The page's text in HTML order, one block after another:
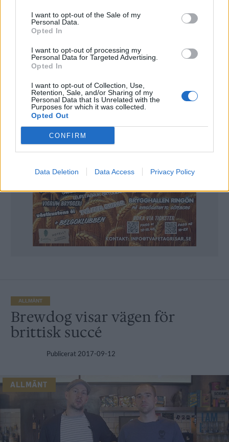
I want to opt-out of the Sale of my
Personal Data.
Opted In
I want to opt-out of processing my
Personal Data for Targeted Advertising.
Opted In
I want to opt-out of Collection, Use,
Retention, Sale, and/or Sharing of my
Personal Data that Is Unrelated with the
Purposes for which it was collected.
Opted Out
CONFIRM
Data Deletion Data Access Privacy Policy
Marsquizet – har du hängt med i nyhetsflödet?
ALLMÄNT
Brewdog visar vägen för
brittisk succé
Publicerat 2017-09-12
ALLMÄNT